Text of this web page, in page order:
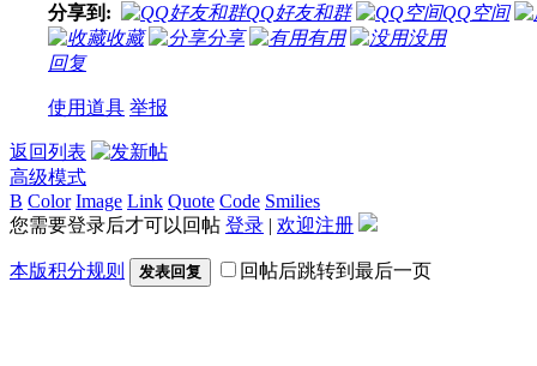
分享到:
QQ好友和群
QQ空间
收藏
分享 有用
没用
回复
使用道具 举报
返回列表
高级模式
B Color Image Link Quote Code Smilies
您需要登录后才可以回帖 登录 | 欢迎注册
本版积分规则 发表回复 回帖后跳转到最后一页